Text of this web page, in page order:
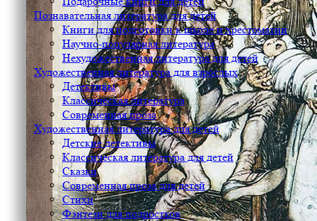
Познавательная литература для детей
Книги для подготовки к школе и хрестоматии
Научно-популярная литература
Нехудожественная литература для детей
Художественная литература для взрослых
Детективы
Классическая литература
Современная проза
Художественная литература для детей
Детские детективы
Классическая литература для детей
Сказки
Современная проза для детей
Стихи
Фэнтези для подростков